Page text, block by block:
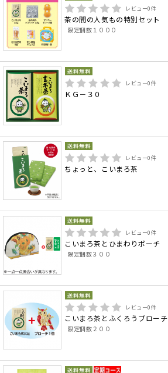
レビュー0件
茶の間の人気もの特別セット
限定個数１０００
レビュー0件
ＫＧ－３０
レビュー0件
ちょっと、こいまろ茶
レビュー0件
こいまろ茶とひまわりポーチ
限定個数３００
レビュー0件
こいまろ茶とふくろうブローチ
限定個数２００